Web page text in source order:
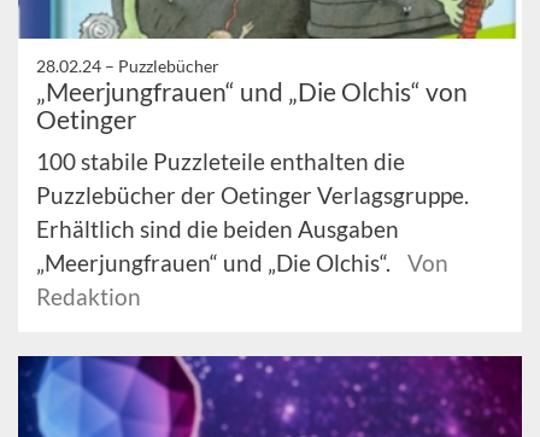
28.02.24 – Puzzlebücher
„Meerjungfrauen“ und „Die Olchis“ von
Oetinger
100 stabile Puzzleteile enthalten die
Puzzlebücher der Oetinger Verlagsgruppe.
Erhältlich sind die beiden Ausgaben
„Meerjungfrauen“ und „Die Olchis“.
Von
Redaktion